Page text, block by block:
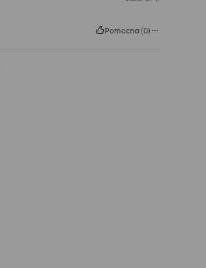
Pomocna (0)